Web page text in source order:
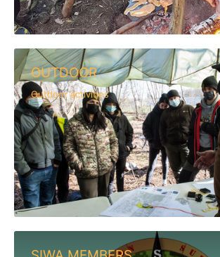
OUTDOOR
Outdoor activities